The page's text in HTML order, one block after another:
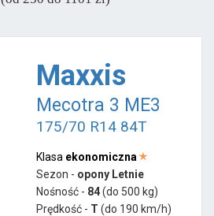
Maxxis
Mecotra 3 ME3
175/70 R14 84T
Klasa ekonomiczna
Sezon - opony Letnie
Nośność - 84(do 500 kg)
Prędkość - T (do 190 km/h)